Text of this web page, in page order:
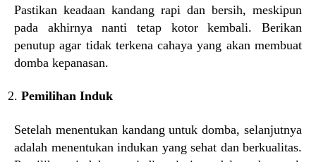
Pastikan keadaan kandang rapi dan bersih, meskipun
pada akhirnya nanti tetap kotor kembali. Berikan
penutup agar tidak terkena cahaya yang akan membuat
domba kepanasan.
Pemilihan Induk
Setelah menentukan kandang untuk domba, selanjutnya
adalah menentukan indukan yang sehat dan berkualitas.